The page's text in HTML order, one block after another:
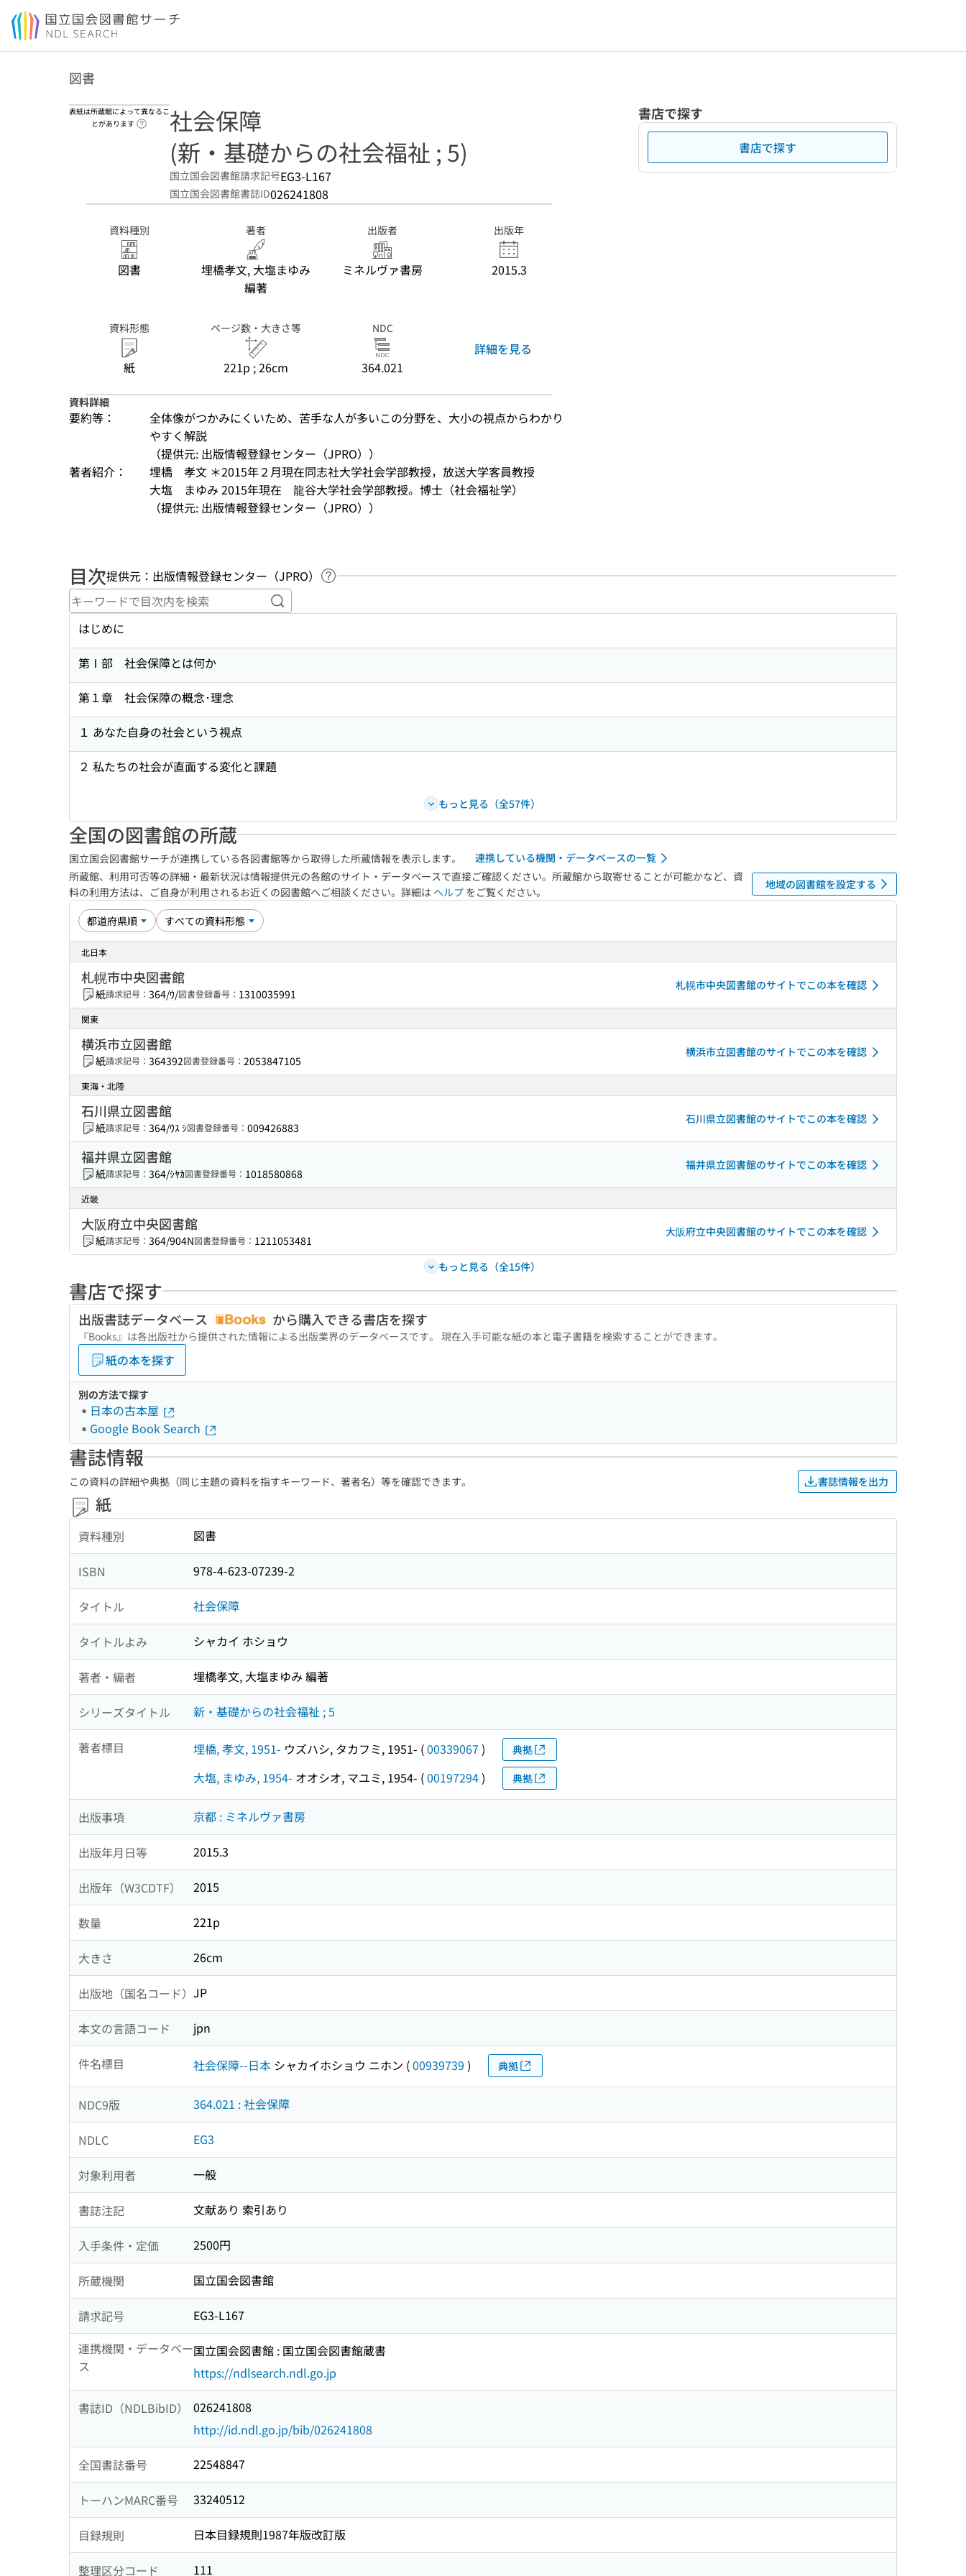
本文へ移動
図書
表紙は所蔵館によって異なるこ
とがあります
ヘルプページへのリンク
社会保障
(新・基礎からの社会福祉 ; 5)
国立国会図書館請求記号EG3-L167
国立国会図書館書誌ID026241808
資料種別
図書
著者
埋橋孝文, 大塩まゆみ
編著
出版者
ミネルヴァ書房
出版年
2015.3
資料形態
紙
ページ数・大きさ等
221p ; 26cm
NDC
364.021
詳細を見る
資料詳細
要約等：
全体像がつかみにくいため、苦手な人が多いこの分野を、大小の視点からわかり
やすく解説
（提供元: 出版情報登録センター（JPRO））
著者紹介：
埋橋　孝文 ＊2015年２月現在同志社大学社会学部教授，放送大学客員教授
大塩　まゆみ 2015年現在　龍谷大学社会学部教授。博士（社会福祉学）
（提供元: 出版情報登録センター（JPRO））
書店で探す
書店で探す
目次提供元：出版情報登録センター（JPRO）
ヘルプページへのリンク
キーワードで目次内を検索
はじめに
第Ⅰ部 社会保障とは何か
第１章 社会保障の概念･理念
１ あなた自身の社会という視点
２ 私たちの社会が直面する変化と課題
もっと見る（全57件）
全国の図書館の所蔵
国立国会図書館サーチが連携している各図書館等から取得した所蔵情報を表示します。
連携している機関・データベースの一覧
所蔵館、利用可否等の詳細・最新状況は情報提供元の各館のサイト・データベースで直接ご確認ください。所蔵館から取寄せることが可能かなど、資
料の利用方法は、ご自身が利用されるお近くの図書館へご相談ください。詳細は ヘルプ をご覧ください。
地域の図書館を設定する
北日本
札幌市中央図書館
紙請求記号： 364/ｳ/図書登録番号： 1310035991
札幌市中央図書館のサイトでこの本を確認
関東
横浜市立図書館
紙請求記号： 364392図書登録番号： 2053847105
横浜市立図書館のサイトでこの本を確認
東海・北陸
石川県立図書館
紙請求記号： 364/ｳｽ ｼ図書登録番号： 009426883
石川県立図書館のサイトでこの本を確認
福井県立図書館
紙請求記号： 364/ｼﾔｶ図書登録番号： 1018580868
福井県立図書館のサイトでこの本を確認
近畿
大阪府立中央図書館
紙請求記号： 364/904N図書登録番号： 1211053481
大阪府立中央図書館のサイトでこの本を確認
もっと見る（全15件）
書店で探す
出版書誌データベース から購入できる書店を探す
『Books』は各出版社から提供された情報による出版業界のデータベースです。 現在入手可能な紙の本と電子書籍を検索することができます。
紙の本を探す
別の方法で探す
日本の古本屋
Google Book Search
書誌情報
この資料の詳細や典拠（同じ主題の資料を指すキーワード、著者名）等を確認できます。 書誌情報を出力
紙
資料種別 図書
ISBN 978-4-623-07239-2
タイトル 社会保障
タイトルよみ シャカイ ホショウ
著者・編者 埋橋孝文, 大塩まゆみ 編著
シリーズタイトル 新・基礎からの社会福祉 ; 5
著者標目 埋橋, 孝文, 1951- ウズハシ, タカフミ, 1951- (00339067 ) 典拠
大塩, まゆみ, 1954- オオシオ, マユミ, 1954- (00197294) 典拠
出版事項 京都 : ミネルヴァ書房
出版年月日等 2015.3
出版年（W3CDTF） 2015
数量 221p
大きさ 26cm
出版地（国名コード） JP
本文の言語コード jpn
件名標目 社会保障--日本 シャカイホショウ ニホン (00939739 ) 典拠
NDC9版 364.021 : 社会保障
NDLC EG3
対象利用者 一般
書誌注記 文献あり 索引あり
入手条件・定価 2500円
所蔵機関 国立国会図書館
請求記号
EG3-L167
連携機関・データベー
ス
国立国会図書館 : 国立国会図書館蔵書
https://ndlsearch.ndl.go.jp
書誌ID（NDLBibID）
026241808
http://id.ndl.go.jp/bib/026241808
全国書誌番号 22548847
トーハンMARC番号 33240512
目録規則 日本目録規則1987年版改訂版
整理区分コード 111